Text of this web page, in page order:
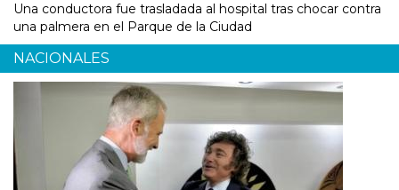
Una conductora fue trasladada al hospital tras chocar contra
una palmera en el Parque de la Ciudad
NACIONALES